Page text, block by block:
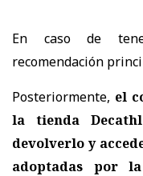
En caso de
recomendación
Posteriormente, el
la tienda
devolverlo y
adoptadas por